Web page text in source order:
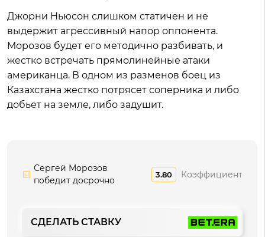
Джорни Ньюсон слишком статичен и не
выдержит агрессивный напор оппонента.
Морозов будет его методично разбивать, и
жестко встречать прямолинейные атаки
американца. В одном из разменов боец из
Казахстана жестко потрясет соперника и либо
добьет на земле, либо задушит.
Сергей Морозов
победит досрочно
3.80 Коэффициент
СДЕЛАТЬ СТАВКУ